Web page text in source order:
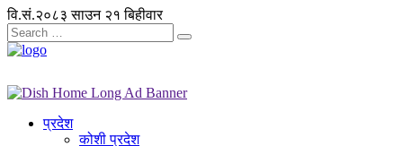
वि.सं.२०८३ साउन २१ बिहीवार
प्रदेश
कोशी प्रदेश